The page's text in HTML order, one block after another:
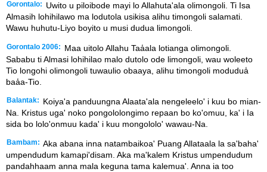
Gorontalo:
Uwito u piloibode mayi lo Allahuta'ala olimongoli. Ti Isa
Almasih lohihilawo ma lodutola usikisa alihu timongoli salamati.
Wawu huhutu-Liyo boyito u musi dudua limongoli.
Gorontalo 2006:
Maa uitolo Allahu Taa̒ala lotianga olimongoli.
Sababu ti Almasi lohihilao malo dutolo ode limongoli, wau woleeto
Tio longohi olimongoli tuwaulio obaaya, alihu timongoli modudua̒
baa̒a-Tio.
Balantak:
Koiya'a panduungna Alaata'ala nengeleelo' i kuu bo mian-
Na. Kristus uga' noko pongololongimo repaan bo ko'omuu, ka' i Ia
sida bo lolo'onmuu kada' i kuu mongololo' wawau-Na.
Bambam: Aka abana inna natambaikoa' Puang Allataala la sa'baha'
umpendudum kamapi'disam. Aka ma'kalem Kristus umpendudum
pandahhaam anna mala keguna tama kalemua'. Anna ia too